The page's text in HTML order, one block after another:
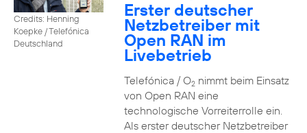
Credits: Henning
Koepke / Telefónica
Deutschland
Erster deutscher
Netzbetreiber mit
Open RAN im
Livebetrieb
Telefónica / O2nimmt beim Einsatz
von Open RAN eine
technologische Vorreiterrolle ein.
Als erster deutscher Netzbetreiber